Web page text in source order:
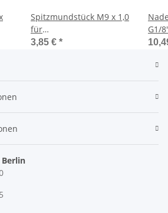
Spitzmundstück M9 x 1,0
für
Trichterschmiernippel
3,85 € *
G1/
Berlin